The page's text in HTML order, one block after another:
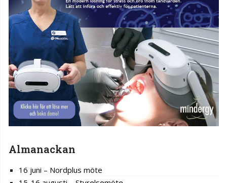
Almanackan
16 juni – Nordplus möte